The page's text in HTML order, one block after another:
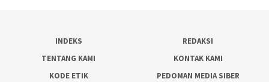
INDEKS
REDAKSI
TENTANG KAMI
KONTAK KAMI
KODE ETIK
PEDOMAN MEDIA SIBER